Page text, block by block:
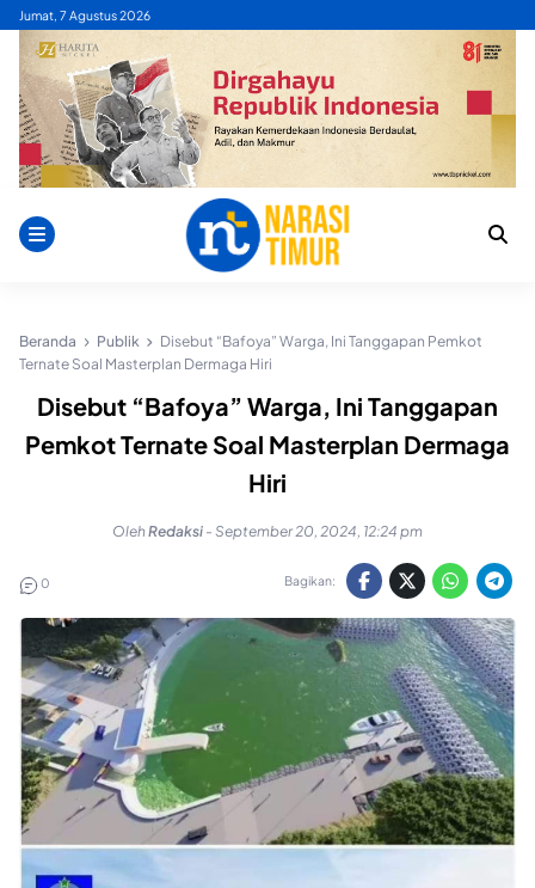
Skip
content
Jumat, 7 Agustus 2026
Beranda Publik
Disebut “Bafoya” Warga, Ini Tanggapan Pemkot
Ternate Soal Masterplan Dermaga Hiri
Disebut “Bafoya” Warga, Ini Tanggapan
Pemkot Ternate Soal Masterplan Dermaga
Hiri
OlehRedaksi - September 20, 2024, 12:24 pm
0 Bagikan: